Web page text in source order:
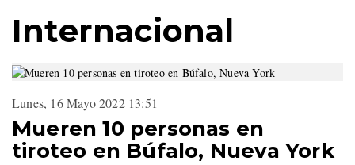
Internacional
Lunes, 16 Mayo 2022 13:51
Mueren 10 personas en
tiroteo en Búfalo, Nueva York